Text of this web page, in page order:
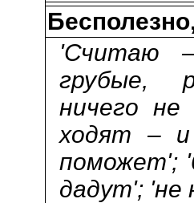
'Считаю
грубые,
ничего
ходят – и
поможет';
дадут'; 'не